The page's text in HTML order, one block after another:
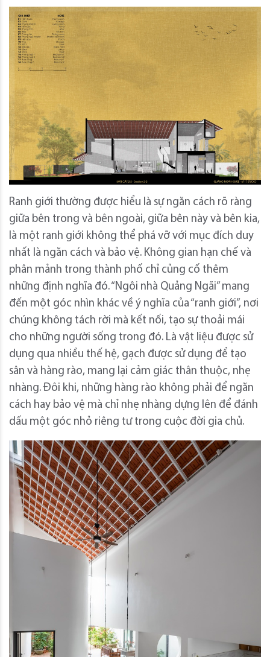
Ranh giới thường được hiểu là sự ngăn cách rõ ràng
giữa bên trong và bên ngoài, giữa bên này và bên kia,
là một ranh giới không thể phá vỡ với mục đích duy
nhất là ngăn cách và bảo vệ. Không gian hạn chế và
phân mảnh trong thành phố chỉ củng cố thêm
những định nghĩa đó.“Ngôi nhà Quảng Ngãi” mang
đến một góc nhìn khác về ý nghĩa của “ranh giới”, nơi
chúng không tách rời mà kết nối, tạo sự thoải mái
cho những người sống trong đó. Là vật liệu được sử
dụng qua nhiều thế hệ, gạch được sử dụng để tạo
sân và hàng rào, mang lại cảm giác thân thuộc, nhẹ
nhàng. Đôi khi, những hàng rào không phải để ngăn
cách hay bảo vệ mà chỉ nhẹ nhàng dựng lên để đánh
dấu một góc nhỏ riêng tư trong cuộc đời gia chủ.